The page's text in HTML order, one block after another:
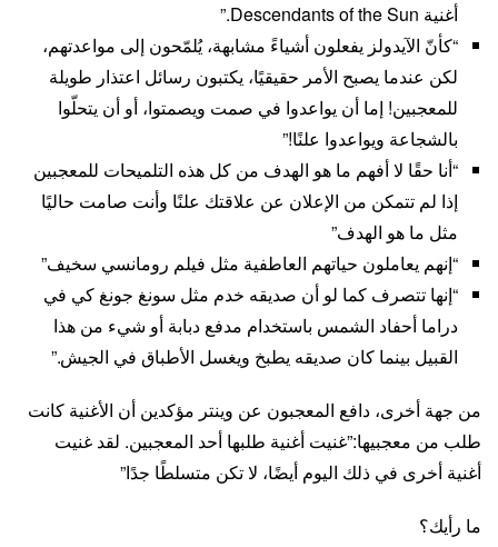
أغنية Descendants of the Sun.”
“كأنّ الآيدولز يفعلون أشياءً مشابهة، يُلمّحون إلى مواعدتهم،
لكن عندما يصبح الأمر حقيقيًا، يكتبون رسائل اعتذار طويلة
للمعجبين! إما أن يواعدوا في صمت ويصمتوا، أو أن يتحلّوا
بالشجاعة ويواعدوا علنًا!”
“أنا حقًا لا أفهم ما هو الهدف من كل هذه التلميحات للمعجبين
إذا لم تتمكن من الإعلان عن علاقتك علنًا وأنت صامت حاليًا
مثل ما هو الهدف”
“إنهم يعاملون حياتهم العاطفية مثل فيلم رومانسي سخيف”
“إنها تتصرف كما لو أن صديقه خدم مثل سونغ جونغ كي في
دراما أحفاد الشمس باستخدام مدفع دبابة أو شيء من هذا
القبيل بينما كان صديقه يطبخ ويغسل الأطباق في الجيش.”
من جهة أخرى، دافع المعجبون عن وينتر مؤكدين أن الأغنية كانت
طلب من معجبيها:”غنيت أغنية طلبها أحد المعجبين. لقد غنيت
أغنية أخرى في ذلك اليوم أيضًا، لا تكن متسلطًا جدًا”
ما رأيك؟